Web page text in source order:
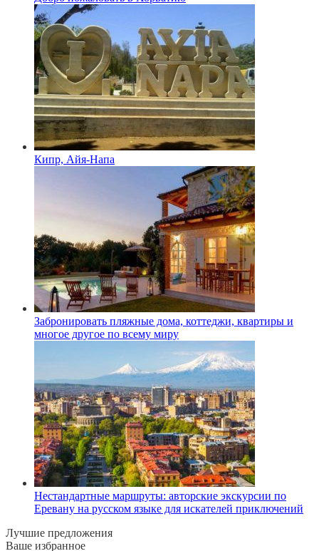
Кипр, Айя-Напа
Забронировать пляжные дома, коттеджи, квартиры и
многое другое по всему миру
Нестандартные маршруты: авторские экскурсии по
Еревану на русском языке для искателей приключений
Лучшие предложения
Ваше избранное